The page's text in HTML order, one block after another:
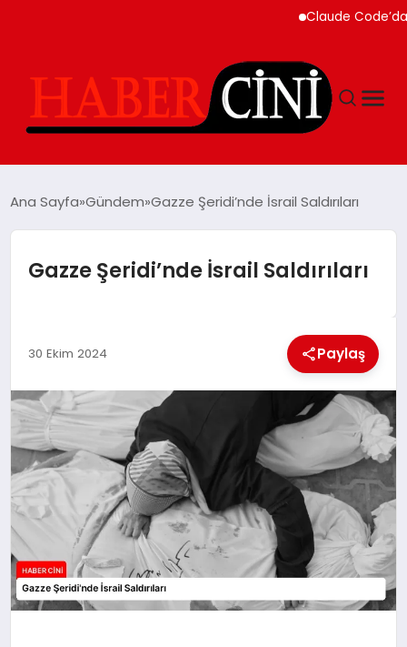
Claude Code’da
TEKNOLOJI
MAGAZIN
GENEL
EKONOMI
YEREL HABERLER
Ana Sayfa Gündem Gazze Şeridi’nde İsrail Saldırıları
Gazze Şeridi’nde İsrail Saldırıları
30 Ekim 2024 Paylaş